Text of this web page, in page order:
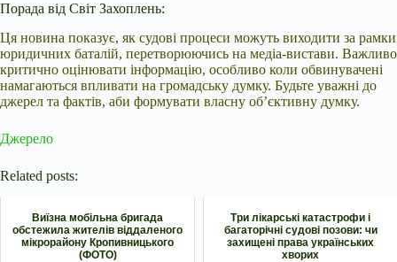
Порада від Світ Захоплень:
Ця новина показує, як судові процеси можуть виходити за рамки
юридичних баталій, перетворюючись на медіа-вистави. Важливо
критично оцінювати інформацію, особливо коли обвинувачені
намагаються впливати на громадську думку. Будьте уважні до
джерел та фактів, аби формувати власну об’єктивну думку.
Джерело
Related posts:
Виїзна мобільна бригада
обстежила жителів віддаленого
мікрорайону Кропивницького
(ФОТО)
Три лікарські катастрофи і
багаторічні судові позови: чи
захищені права українських
хворих